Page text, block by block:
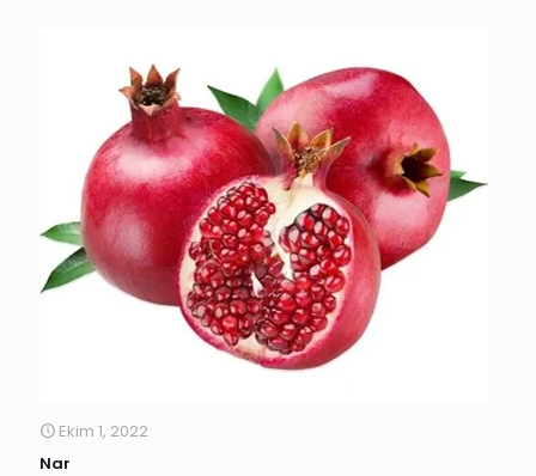
Ekim 1, 2022
Nar